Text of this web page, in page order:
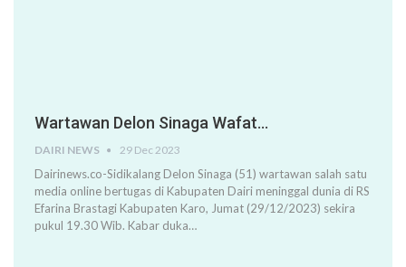
Wartawan Delon Sinaga Wafat…
DAIRI NEWS 29 Dec 2023
Dairinews.co-Sidikalang Delon Sinaga (51) wartawan salah satu
media online bertugas di Kabupaten Dairi meninggal dunia di RS
Efarina Brastagi Kabupaten Karo, Jumat (29/12/2023) sekira
pukul 19.30 Wib. Kabar duka…